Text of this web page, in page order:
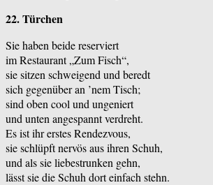
22. Türchen
Sie haben beide reserviert
im Restaurant „Zum Fisch“,
sie sitzen schweigend und beredt
sich gegenüber an ’nem Tisch;
sind oben cool und ungeniert
und unten angespannt verdreht.
Es ist ihr erstes Rendezvous,
sie schlüpft nervös aus ihren Schuh,
und als sie liebestrunken gehn,
lässt sie die Schuh dort einfach stehn.